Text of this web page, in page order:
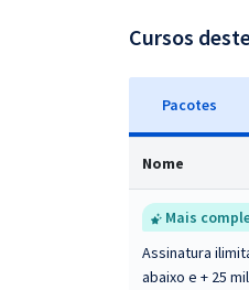
Cursos
Pacotes
Nome
Mais
Assinatura
abaixo e + 25